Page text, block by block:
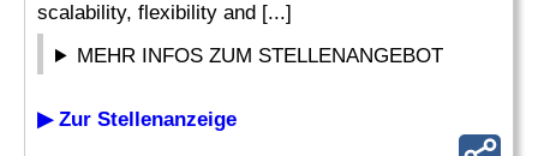
scalability, flexibility and [...]
MEHR INFOS ZUM STELLENANGEBOT
▶ Zur Stellenanzeige